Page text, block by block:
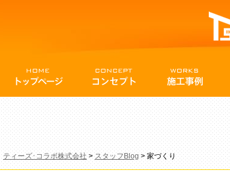
ティーズ･コラボ株式会社>スタッフBlog>家づくり